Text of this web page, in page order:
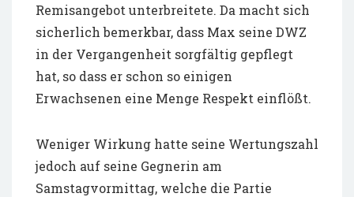
Remisangebot unterbreitete. Da macht sich
sicherlich bemerkbar, dass Max seine DWZ
in der Vergangenheit sorgfältig gepflegt
hat, so dass er schon so einigen
Erwachsenen eine Menge Respekt einflößt.
Weniger Wirkung hatte seine Wertungszahl
jedoch auf seine Gegnerin am
Samstagvormittag, welche die Partie